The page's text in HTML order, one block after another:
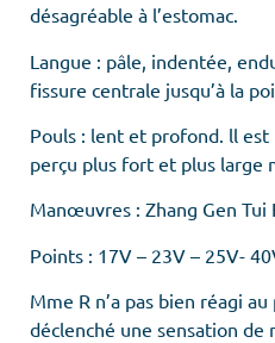
désagréable à l’estomac.
Langue : pâle, indentée,
fissure centrale jusqu’à la
Pouls : lent et profond. ll
perçu plus fort et plus large
Manœuvres : Zhang Gen Tui
Points : 17V – 23V – 25V-
Mme R n’a pas bien réagi
déclenché une sensation de